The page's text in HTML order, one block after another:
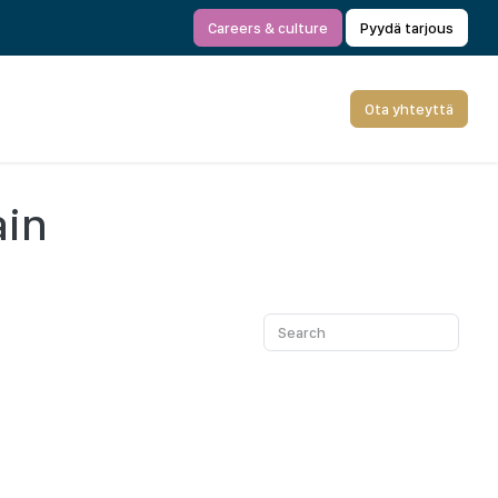
Careers & culture Pyydä tarjous
Ota yhteyttä